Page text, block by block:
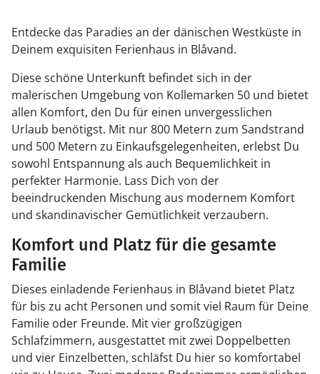
Entdecke das Paradies an der dänischen Westküste in
Deinem exquisiten Ferienhaus in Blåvand.
Diese schöne Unterkunft befindet sich in der
malerischen Umgebung von Kollemarken 50 und bietet
allen Komfort, den Du für einen unvergesslichen
Urlaub benötigst. Mit nur 800 Metern zum Sandstrand
und 500 Metern zu Einkaufsgelegenheiten, erlebst Du
sowohl Entspannung als auch Bequemlichkeit in
perfekter Harmonie. Lass Dich von der
beeindruckenden Mischung aus modernem Komfort
und skandinavischer Gemütlichkeit verzaubern.
Komfort und Platz für die gesamte
Familie
Dieses einladende Ferienhaus in Blåvand bietet Platz
für bis zu acht Personen und somit viel Raum für Deine
Familie oder Freunde. Mit vier großzügigen
Schlafzimmern, ausgestattet mit zwei Doppelbetten
und vier Einzelbetten, schläfst Du hier so komfortabel